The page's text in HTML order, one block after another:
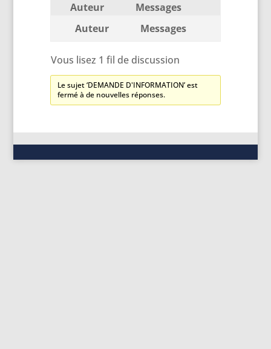
Auteur
Messages
Auteur
Messages
Vous lisez 1 fil de discussion
Le sujet ‘DEMANDE D'INFORMATION’ est
fermé à de nouvelles réponses.